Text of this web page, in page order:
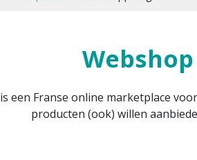
is een Franse online marketplace voor
producten (ook) willen